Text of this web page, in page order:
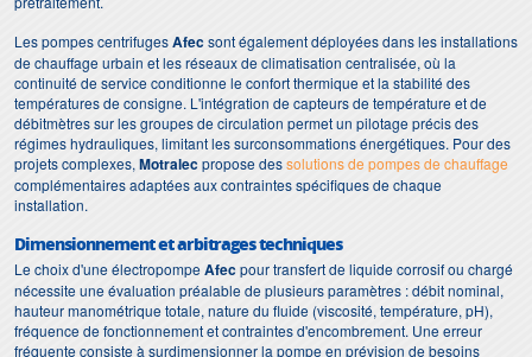
Les pompes centrifugesAfecsont également déployées dans les installations
de chauffage urbain et les réseaux de climatisation centralisée, où la
continuité de service conditionne le confort thermique et la stabilité des
températures de consigne. L'intégration de capteurs de température et de
débitmètres sur les groupes de circulation permet un pilotage précis des
régimes hydrauliques, limitant les surconsommations énergétiques. Pour des
projets complexes, Motralecpropose dessolutions de pompes de chauffage
complémentaires adaptées aux contraintes spécifiques de chaque
installation.
Dimensionnement et arbitrages techniques
Le choix d'une électropompeAfecpour transfert de liquide corrosif ou chargé
nécessite une évaluation préalable de plusieurs paramètres : débit nominal,
hauteur manométrique totale, nature du fluide (viscosité, température, pH),
fréquence de fonctionnement et contraintes d'encombrement. Une erreur
fréquente consiste à surdimensionner la pompe en prévision de besoins